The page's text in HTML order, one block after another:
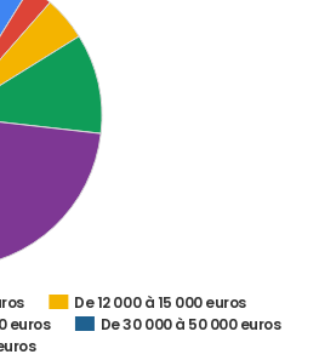
De 12 000 à 15 000 euros
euros
De 30 000 à 50 000 euros